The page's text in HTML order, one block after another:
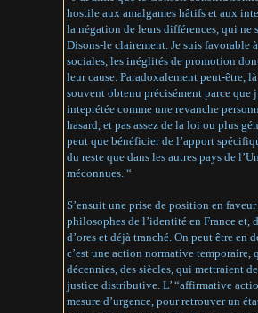
hostile aux amalgames hâtifs et aux
la négation de leurs différences, qui ne
Disons-le clairement. Je suis favorable
sociales, les inéglités de promotion
leur cause. Paradoxalement peut-être,
souvent obtenu précisément parce
inteprétée comme une revanche
hasard, et pas assez de la loi ou plus
peut que bénéficier de l’apport
du reste que dans les autres pays de
méconnues. “
S’ensuit une prise de position en
philosophes de l’identité en France et,
d’ores et déjà tranché. On peut être
c’est une action normative temporaire,
décennies, des siècles, qui mettraient
justice distributive. L’ “affirmative
mesure d’urgence, pour retrouver un